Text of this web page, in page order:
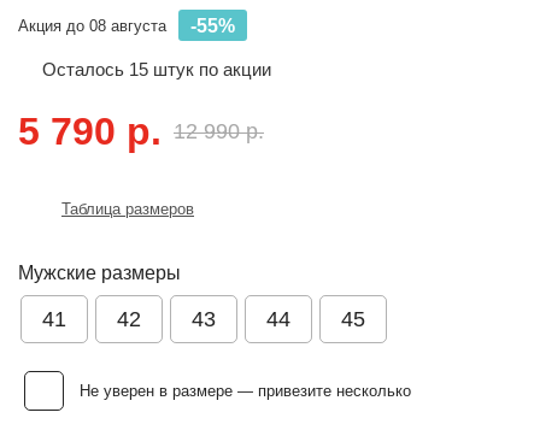
Акция до 08 августа -55%
Осталось 15 штук по акции
5 790 р. 12 990 р.
Таблица размеров
Мужские размеры
41 42 43 44 45
Не уверен в размере — привезите несколько